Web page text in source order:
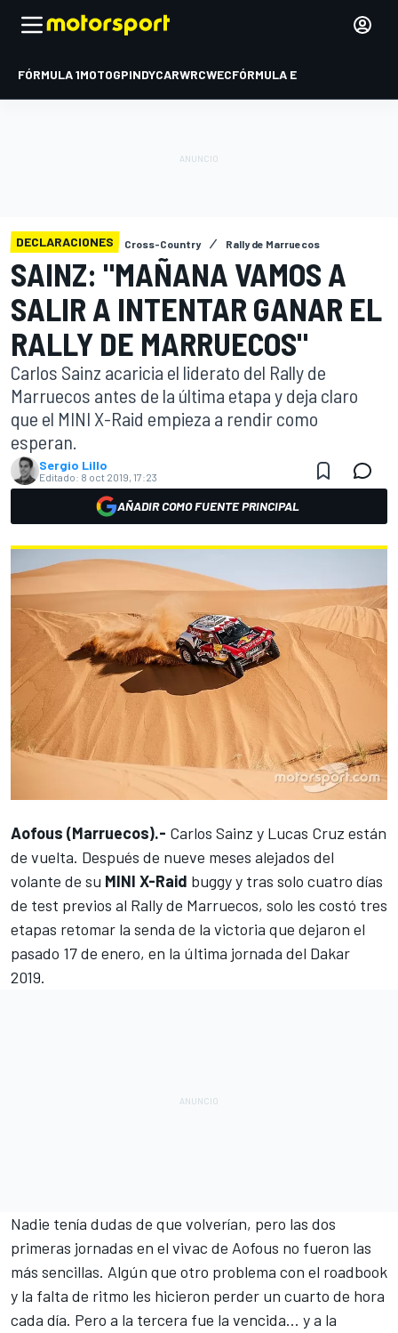
FÓRMULA 1MOTOGPINDYCARWRCWECFÓRMULA E
DECLARACIONES Cross-Country Rally de Marruecos
SAINZ: "MAÑANA VAMOS A
SALIR A INTENTAR GANAR EL
RALLY DE MARRUECOS"
Carlos Sainz acaricia el liderato del Rally de
Marruecos antes de la última etapa y deja claro
que el MINI X-Raid empieza a rendir como
esperan.
Sergio Lillo
Editado: 8 oct 2019, 17:23
AÑADIR COMO FUENTE PRINCIPAL
Aofous (Marruecos).- Carlos Sainz y Lucas Cruz están
de vuelta. Después de nueve meses alejados del
volante de su MINI X-Raid buggy y tras solo cuatro días
de test previos al Rally de Marruecos, solo les costó tres
etapas retomar la senda de la victoria que dejaron el
pasado 17 de enero, en la última jornada del Dakar
2019.
Nadie tenía dudas de que volverían, pero las dos
primeras jornadas en el vivac de Aofous no fueron las
más sencillas. Algún que otro problema con el roadbook
y la falta de ritmo les hicieron perder un cuarto de hora
cada día. Pero a la tercera fue la vencida... y a la